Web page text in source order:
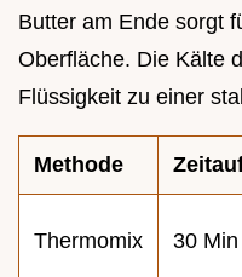
Butter am Ende sorgt
Oberfläche. Die Kälte
Flüssigkeit zu einer
Methode
Thermomix 30 Min